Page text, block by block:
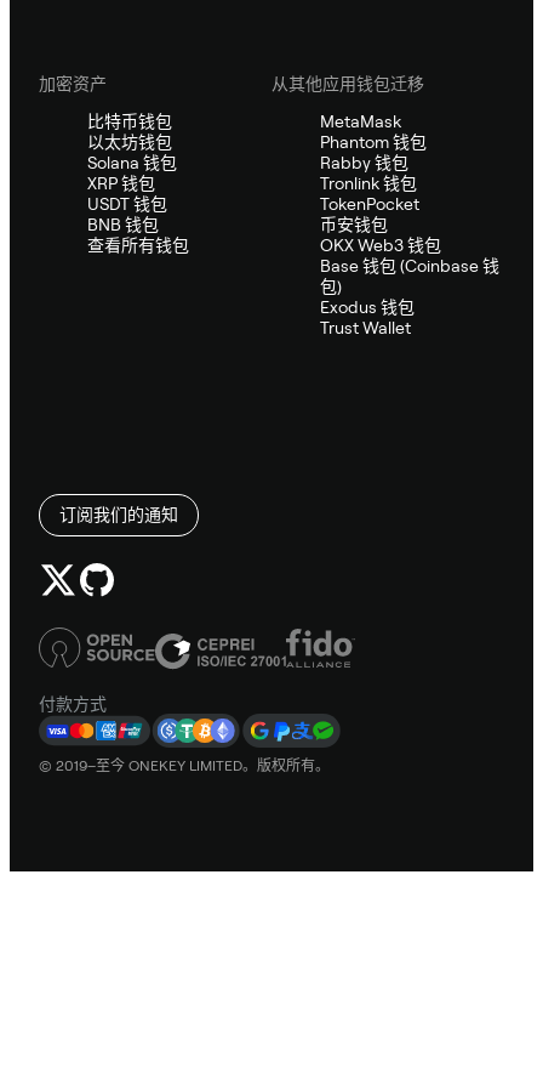
加密资产
比特币钱包
以太坊钱包
Solana 钱包
XRP 钱包
USDT 钱包
BNB 钱包
查看所有钱包
从其他应用钱包迁移
MetaMask
Phantom 钱包
Rabby 钱包
Tronlink 钱包
TokenPocket
币安钱包
OKX Web3 钱包
Base 钱包 (Coinbase 钱
包)
Exodus 钱包
Trust Wallet
订阅我们的通知
付款方式
© 2019–至今 ONEKEY LIMITED。版权所有。